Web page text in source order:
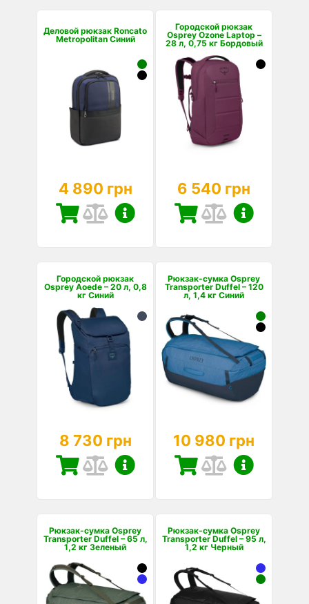
Деловой рюкзак Roncato
Metropolitan Синий
4 890 грн
Городской рюкзак
Osprey Ozone Laptop –
28 л, 0,75 кг Бордовый
6 540 грн
Городской рюкзак
Osprey Aoede – 20 л, 0,8
кг Синий
8 730 грн
Рюкзак-сумка Osprey
Transporter Duffel – 120
л, 1,4 кг Синий
10 980 грн
Рюкзак-сумка Osprey
Transporter Duffel – 65 л,
1,2 кг Зеленый
Рюкзак-сумка Osprey
Transporter Duffel – 95 л,
1,2 кг Черный